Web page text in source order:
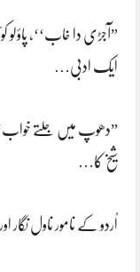
”آجڑی دا خاب‘‘، پاؤلو
ایک ادبی…
”دھوپ میں جلتے خواب‘‘
شیخ کا…
اُردو کے نامور ناول نگار